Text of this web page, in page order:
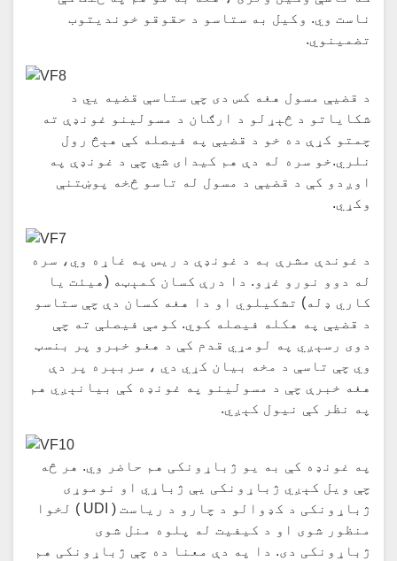
ناست وي. وکیل به ستاسو د حقوقو خونديتوب
تضمینوي.
د قضیې مسول هغه کس دی چې ستاسې قضیه یي د
شکایاتو د څېړلو د ارګان د مسولینو غونډې ته
چمتو کړې ده خو د قضیې په فیصله کې هېڅ رول
نلري.خو سره له دې هم کیدای شي چې د غونډې په
اوږدو کې د قضیې د مسول له تاسو څخه پوښتنې
وکړي.
د غوندې مشرې به د غونډې د ریس په غاړه وي، سره
له دوو نورو غړو. دا درې کسان کمېټه (هیئت یا
کاري ډله) تشکیلوي او دا هغه کسان دې چې ستاسو
د قضیې په هکله فیصله کوي. کومې فیصلې ته چې
دوی رسېږي په لومړي قدم کې د هغو خبرو پر بنسټ
وي چې تاسې د مخه بیان کړي دي ، سربېره پر دې
هغه خبرې چې د مسولینو په غونډه کې بیانېږي هم
په نظر کې نیول کېږي.
په غونډه کې به یو ژباړونکی هم حاضر وي. هر څه
چې ویل کېږي ژباړونکی يې ژباړي او نوموړی
ژباړونکی د کډوالو د چارو د ریاست ( UDI ) لخوا
منظور شوی او د کیفیت له پلوه منل شوی
ژباړونکی دی. دا په دې معنا ده چې ژباړونکی هم